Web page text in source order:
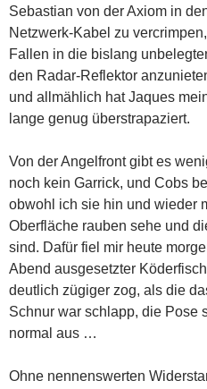
Sebastian von der Axiom in
Netzwerk-Kabel zu
Fallen in die bislang
den Radar-Reflektor
und allmählich hat Jaques
lange genug überstrapaziert.
Von der Angelfront gibt es
noch kein Garrick, und Cobs
obwohl ich sie hin und wieder
Oberfläche rauben sehe und
sind. Dafür fiel mir heute
Abend ausgesetzter
deutlich zügiger zog, als die
Schnur war schlapp, die Pose
normal aus …
Ohne nennenswerten